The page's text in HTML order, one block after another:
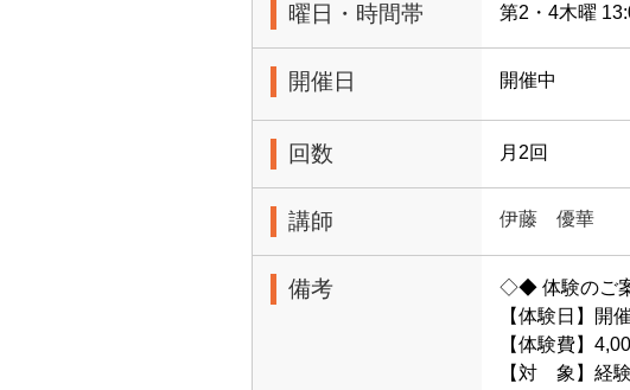
曜日・時間帯 第2・4木曜
開催日 開催中
回数 月2回
講師 伊藤 優華
備考
◇◆ 体験のご
【体験日】開
【体験費】
【対 象】経